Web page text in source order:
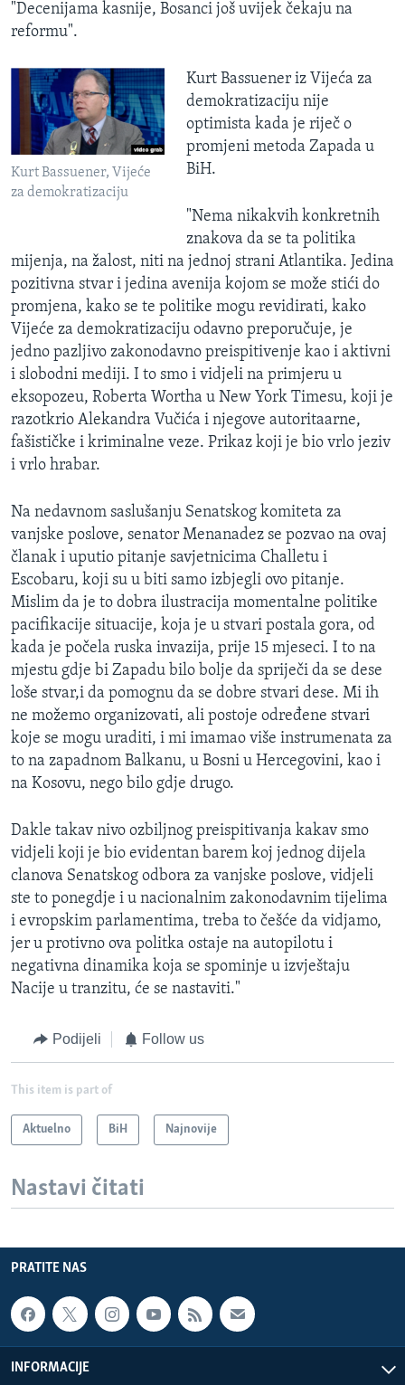
"Decenijama kasnije, Bosanci još uvijek čekaju na
reformu".
Kurt Bassuener, Vijeće
za demokratizaciju
Kurt Bassuener iz Vijeća za
demokratizaciju nije
optimista kada je riječ o
promjeni metoda Zapada u
BiH.
"Nema nikakvih konkretnih
znakova da se ta politika
mijenja, na žalost, niti na jednoj strani Atlantika. Jedina
pozitivna stvar i jedina avenija kojom se može stići do
promjena, kako se te politike mogu revidirati, kako
Vijeće za demokratizaciju odavno preporučuje, je
jedno pazljivo zakonodavno preispitivenje kao i aktivni
i slobodni mediji. I to smo i vidjeli na primjeru u
eksopozeu, Roberta Wortha u New York Timesu, koji je
razotkrio Alekandra Vučića i njegove autoritaarne,
fašističke i kriminalne veze. Prikaz koji je bio vrlo jeziv
i vrlo hrabar.
Na nedavnom saslušanju Senatskog komiteta za
vanjske poslove, senator Menanadez se pozvao na ovaj
članak i uputio pitanje savjetnicima Challetu i
Escobaru, koji su u biti samo izbjegli ovo pitanje.
Mislim da je to dobra ilustracija momentalne politike
pacifikacije situacije, koja je u stvari postala gora, od
kada je počela ruska invazija, prije 15 mjeseci. I to na
mjestu gdje bi Zapadu bilo bolje da spriječi da se dese
loše stvar,i da pomognu da se dobre stvari dese. Mi ih
ne možemo organizovati, ali postoje određene stvari
koje se mogu uraditi, i mi imamao više instrumenata za
to na zapadnom Balkanu, u Bosni u Hercegovini, kao i
na Kosovu, nego bilo gdje drugo.
Dakle takav nivo ozbiljnog preispitivanja kakav smo
vidjeli koji je bio evidentan barem koj jednog dijela
clanova Senatskog odbora za vanjske poslove, vidjeli
ste to ponegdje i u nacionalnim zakonodavnim tijelima
i evropskim parlamentima, treba to češće da vidjamo,
jer u protivno ova politka ostaje na autopilotu i
negativna dinamika koja se spominje u izvještaju
Nacije u tranzitu, će se nastaviti."
Podijeli Follow us
This item is part of
Aktuelno BiH Najnovije
Nastavi čitati
PRATITE NAS
INFORMACIJE